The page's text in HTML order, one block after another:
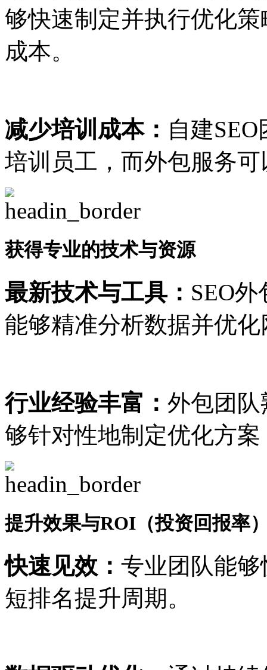
够快速制定并执行优化
成本。
减少培训成本： 自建
培训员工，而外包服务
获得专业的技术与资源
最新技术与工具： SEO
能够精准分析数据并优化
行业经验丰富： 外包团队
够针对性地制定优化方
提升效果与ROI（投资回报率
快速见效： 专业团队能
短排名提升周期。